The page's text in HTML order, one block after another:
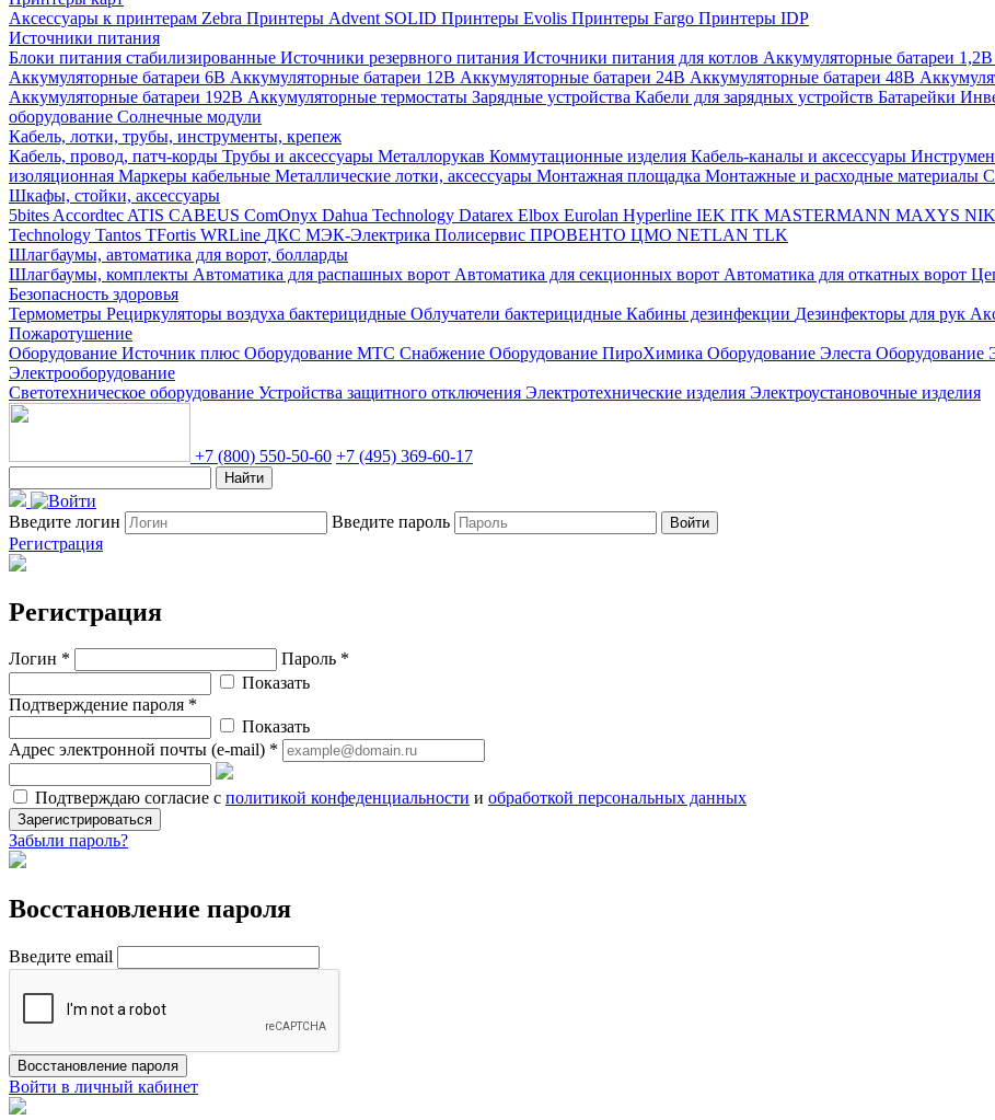
Аксессуары к принтерам Zebra Принтеры Advent SOLID Принтеры Evolis Принтеры Fargo Принтеры IDP
Источники питания
Блоки питания стабилизированные Источники резервного питания Источники питания для котлов Аккумуляторные батареи 1,2В
Аккумуляторные батареи 6В Аккумуляторные батареи 12В Аккумуляторные батареи 24В Аккумуляторные батареи 48В
Аккумуляторные батареи 192В Аккумуляторные термостаты Зарядные устройства Кабели для зарядных устройств Батарейки
оборудование Солнечные модули
Кабель, лотки, трубы, инструменты, крепеж
Кабель, провод, патч-корды Трубы и аксессуары Металлорукав Коммутационные изделия Кабель-каналы и аксессуары
изоляционная Маркеры кабельные Металлические лотки, аксессуары Монтажная площадка Монтажные и расходные материалы
Шкафы, стойки, аксессуары
5bites Accordtec ATIS CABEUS ComOnyx Dahua Technology Datarex Elbox Eurolan Hyperline IEK ITK MASTERMANN MAXYS
Technology Tantos TFortis WRLine ДКС МЭК-Электрика Полисервис ПРОВЕНТО ЦМО NETLAN TLK
Шлагбаумы, автоматика для ворот, болларды
Шлагбаумы, комплекты Автоматика для распашных ворот Автоматика для секционных ворот Автоматика для откатных ворот
Безопасность здоровья
Термометры Рециркуляторы воздуха бактерицидные Облучатели бактерицидные Кабины дезинфекции Дезинфекторы для рук
Пожаротушение
Оборудование Источник плюс Оборудование МТС Снабжение Оборудование ПироХимика Оборудование Элеста Оборудование
Электрооборудование
Светотехническое оборудование Устройства защитного отключения Электротехнические изделия Электроустановочные изделия
+7 (800) 550-50-60 +7 (495) 369-60-17
Найти
Введите логин Введите пароль Войти
Регистрация
Регистрация
Логин *
Пароль *
Показать
Подтверждение пароля *
Показать
Адрес электронной почты (e-mail) *
Подтверждаю согласие с политикой конфеденциальности и обработкой персональных данных
Зарегистрироваться
Забыли пароль?
Восстановление пароля
Введите email
Восстановление пароля
Войти в личный кабинет